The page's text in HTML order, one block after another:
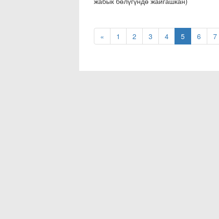
« 1 2 3 4 5 6 7